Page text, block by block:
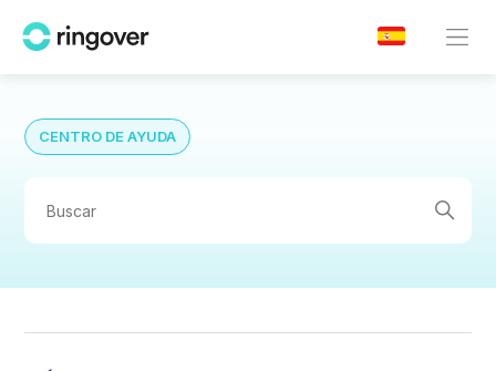
CENTRO DE AYUDA